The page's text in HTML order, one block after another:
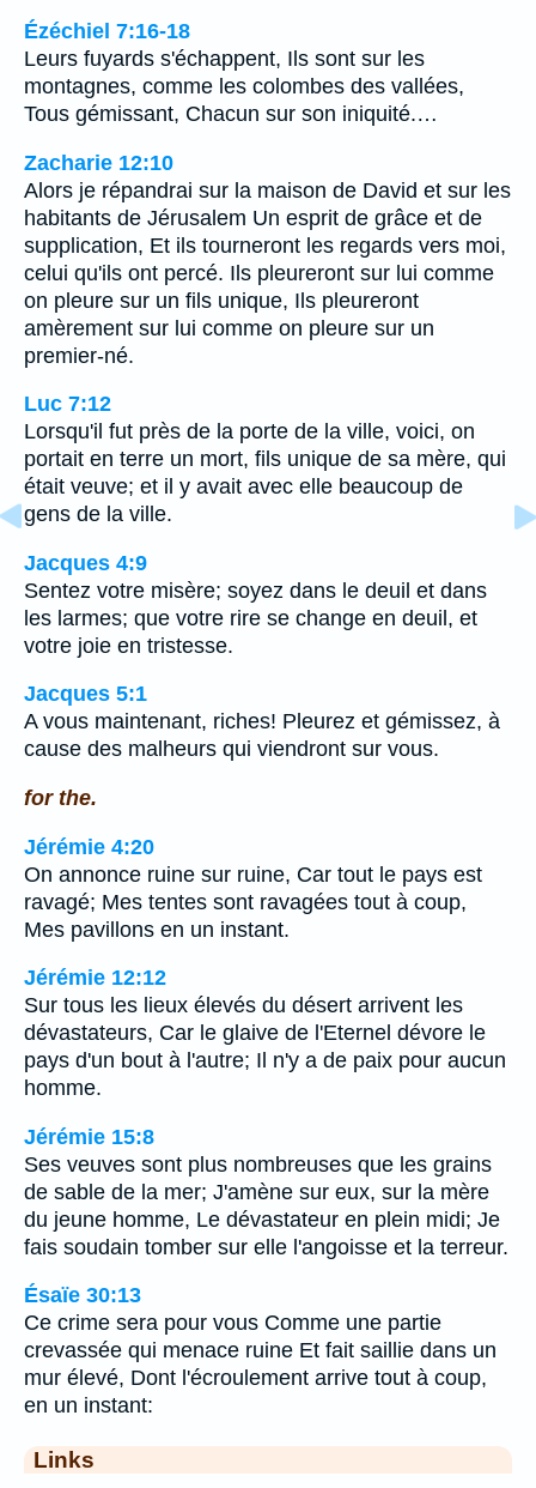
Ézéchiel 7:16-18
Leurs fuyards s'échappent, Ils sont sur les
montagnes, comme les colombes des vallées,
Tous gémissant, Chacun sur son iniquité.…
Zacharie 12:10
Alors je répandrai sur la maison de David et sur les
habitants de Jérusalem Un esprit de grâce et de
supplication, Et ils tourneront les regards vers moi,
celui qu'ils ont percé. Ils pleureront sur lui comme
on pleure sur un fils unique, Ils pleureront
amèrement sur lui comme on pleure sur un
premier-né.
Luc 7:12
Lorsqu'il fut près de la porte de la ville, voici, on
portait en terre un mort, fils unique de sa mère, qui
était veuve; et il y avait avec elle beaucoup de
gens de la ville.
Jacques 4:9
Sentez votre misère; soyez dans le deuil et dans
les larmes; que votre rire se change en deuil, et
votre joie en tristesse.
Jacques 5:1
A vous maintenant, riches! Pleurez et gémissez, à
cause des malheurs qui viendront sur vous.
for the.
Jérémie 4:20
On annonce ruine sur ruine, Car tout le pays est
ravagé; Mes tentes sont ravagées tout à coup,
Mes pavillons en un instant.
Jérémie 12:12
Sur tous les lieux élevés du désert arrivent les
dévastateurs, Car le glaive de l'Eternel dévore le
pays d'un bout à l'autre; Il n'y a de paix pour aucun
homme.
Jérémie 15:8
Ses veuves sont plus nombreuses que les grains
de sable de la mer; J'amène sur eux, sur la mère
du jeune homme, Le dévastateur en plein midi; Je
fais soudain tomber sur elle l'angoisse et la terreur.
Ésaïe 30:13
Ce crime sera pour vous Comme une partie
crevassée qui menace ruine Et fait saillie dans un
mur élevé, Dont l'écroulement arrive tout à coup,
en un instant:
Links